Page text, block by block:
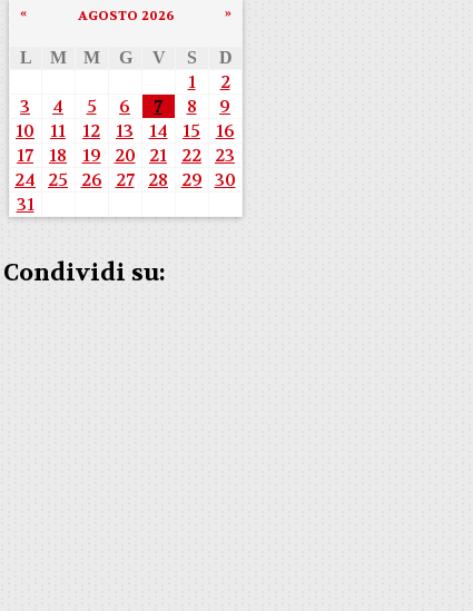
AGOSTO 2026
« »
L M M G V S D
1
2
3
4 5 6 7 8
9
10
11 12 13 14 15
16
17
18 19 20 21 22
23
24
25 26 27 28 29 30
31
Condividi su: